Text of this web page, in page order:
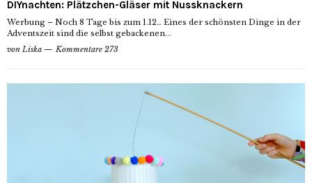
DIYnachten: Plätzchen-Gläser mit Nussknackern
Werbung – Noch 8 Tage bis zum 1.12… Eines der schönsten Dinge in der
Adventszeit sind die selbst gebackenen...
von Liska Kommentare 273